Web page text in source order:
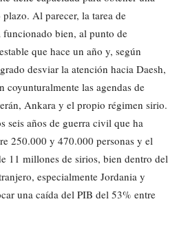
Al parecer, la tarea de
funcionado bien, al punto de
que hace un año y, según
desviar la atención hacia Daesh,
coyunturalmente las agendas de
Ankara y el propio régimen sirio.
seis años de guerra civil que ha
250.000 y 470.000 personas y el
11 millones de sirios, bien dentro del
especialmente Jordania y
una caída del PIB del 53% entre